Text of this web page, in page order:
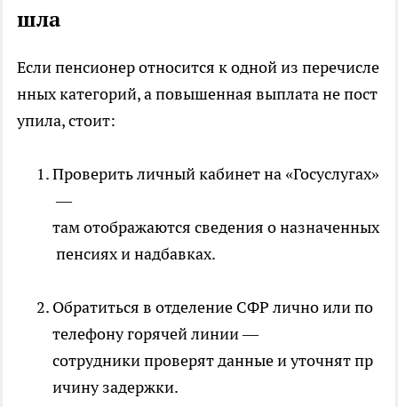
шла
Если пенсионер относится к одной из перечисле
нных категорий, а повышенная выплата не пост
упила, стоит:
Проверить личный кабинет на «Госуслугах»
—
там отображаются сведения о назначенных
пенсиях и надбавках.
Обратиться в отделение СФР лично или по
телефону горячей линии —
сотрудники проверят данные и уточнят пр
ичину задержки.